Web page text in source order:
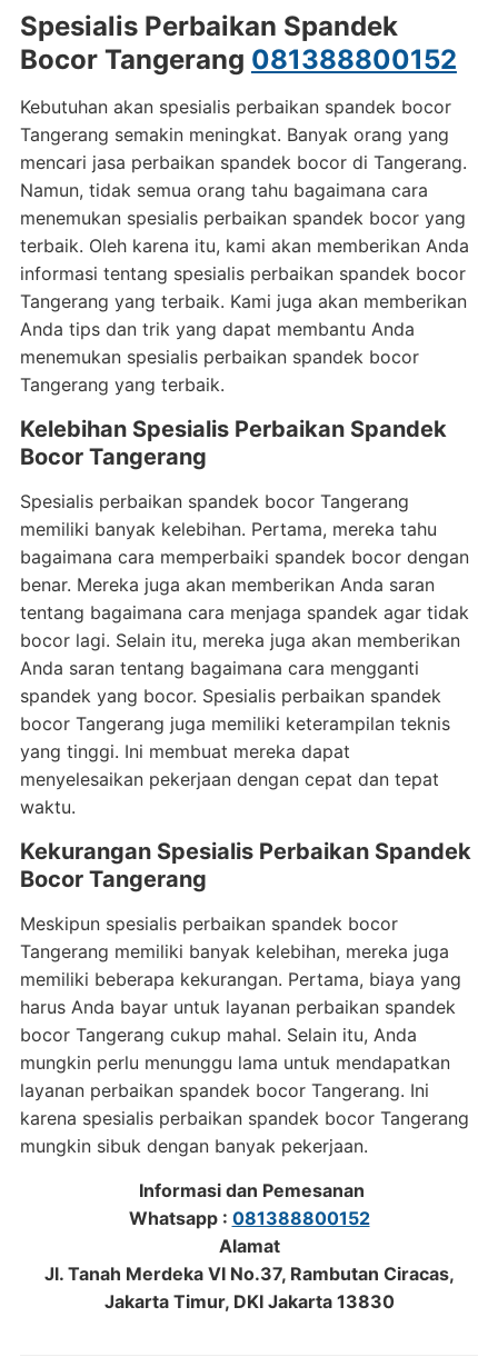
Spesialis Perbaikan Spandek
Bocor Tangerang 081388800152
Kebutuhan akan spesialis perbaikan spandek bocor
Tangerang semakin meningkat. Banyak orang yang
mencari jasa perbaikan spandek bocor di Tangerang.
Namun, tidak semua orang tahu bagaimana cara
menemukan spesialis perbaikan spandek bocor yang
terbaik. Oleh karena itu, kami akan memberikan Anda
informasi tentang spesialis perbaikan spandek bocor
Tangerang yang terbaik. Kami juga akan memberikan
Anda tips dan trik yang dapat membantu Anda
menemukan spesialis perbaikan spandek bocor
Tangerang yang terbaik.
Kelebihan Spesialis Perbaikan Spandek
Bocor Tangerang
Spesialis perbaikan spandek bocor Tangerang
memiliki banyak kelebihan. Pertama, mereka tahu
bagaimana cara memperbaiki spandek bocor dengan
benar. Mereka juga akan memberikan Anda saran
tentang bagaimana cara menjaga spandek agar tidak
bocor lagi. Selain itu, mereka juga akan memberikan
Anda saran tentang bagaimana cara mengganti
spandek yang bocor. Spesialis perbaikan spandek
bocor Tangerang juga memiliki keterampilan teknis
yang tinggi. Ini membuat mereka dapat
menyelesaikan pekerjaan dengan cepat dan tepat
waktu.
Kekurangan Spesialis Perbaikan Spandek
Bocor Tangerang
Meskipun spesialis perbaikan spandek bocor
Tangerang memiliki banyak kelebihan, mereka juga
memiliki beberapa kekurangan. Pertama, biaya yang
harus Anda bayar untuk layanan perbaikan spandek
bocor Tangerang cukup mahal. Selain itu, Anda
mungkin perlu menunggu lama untuk mendapatkan
layanan perbaikan spandek bocor Tangerang. Ini
karena spesialis perbaikan spandek bocor Tangerang
mungkin sibuk dengan banyak pekerjaan.
Informasi dan Pemesanan
Whatsapp : 081388800152
Alamat
Jl. Tanah Merdeka VI No.37, Rambutan Ciracas,
Jakarta Timur, DKI Jakarta 13830